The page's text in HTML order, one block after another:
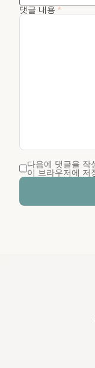
댓글 내용 *
다음에 댓글을 작
이 브라우저에 저